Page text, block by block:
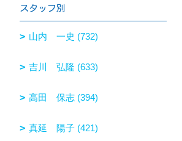
スタッフ別
山内 一史 (732)
吉川 弘隆 (633)
高田 保志 (394)
真延 陽子 (421)